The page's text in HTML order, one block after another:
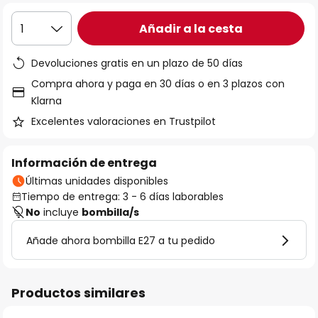
1
Añadir a la cesta
Devoluciones gratis en un plazo de 50 días
Compra ahora y paga en 30 días o en 3 plazos con
Klarna
Excelentes valoraciones en Trustpilot
Información de entrega
Últimas unidades disponibles
Tiempo de entrega: 3 - 6 días laborables
No incluye bombilla/s
Añade ahora bombilla E27 a tu pedido
Productos similares